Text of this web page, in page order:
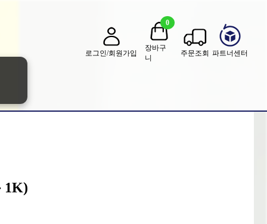
로그인/회원가입
0
장바구
니
주문조회 파트너센터
1K)